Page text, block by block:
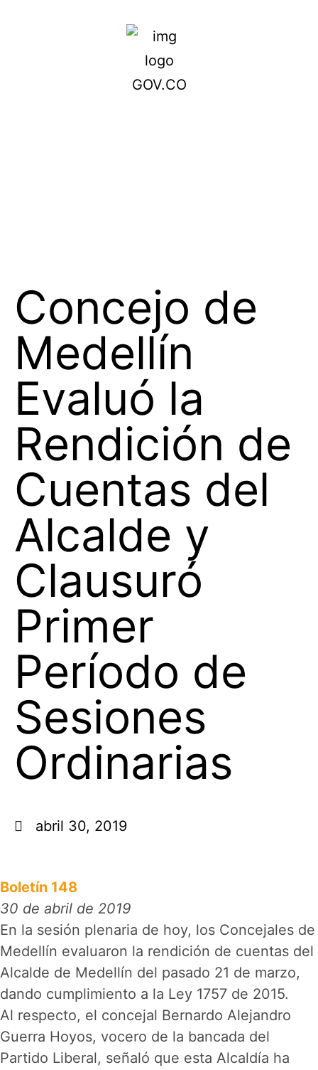
Concejo de
Medellín
Evaluó la
Rendición de
Cuentas del
Alcalde y
Clausuró
Primer
Período de
Sesiones
Ordinarias
abril 30, 2019
Boletín 148
30 de abril de 2019
En la sesión plenaria de hoy, los Concejales de
Medellín evaluaron la rendición de cuentas del
Alcalde de Medellín del pasado 21 de marzo,
dando cumplimiento a la Ley 1757 de 2015.
Al respecto, el concejal Bernardo Alejandro
Guerra Hoyos, vocero de la bancada del
Partido Liberal, señaló que esta Alcaldía ha